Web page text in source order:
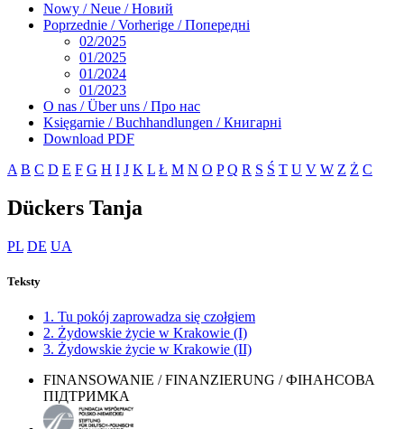
Nowy / Neue / Новий
Poprzednie / Vorherige / Попередні
02/2025
01/2025
01/2024
01/2023
O nas / Über uns / Про нас
Księgarnie / Buchhandlungen / Книгарні
Download PDF
A B C D E F G H I J K L Ł M N O P Q R S Ś T U V W Z Ż С
Dückers Tanja
PL DE UA
Teksty
1. Tu pokój zaprowadza się czołgiem
2. Żydowskie życie w Krakowie (I)
3. Żydowskie życie w Krakowie (II)
FINANSOWANIE / FINANZIERUNG / ФІНАНСОВА
ПІДТРИМКА